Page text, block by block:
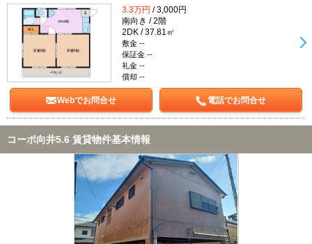
3.3万円 / 3,000円
南向き / 2階
2DK / 37.81㎡
敷金 --
保証金 --
礼金 --
償却 --
Webでお問合せ 電話でお問合せ
コーポ向井5.6 賃貸物件基本情報